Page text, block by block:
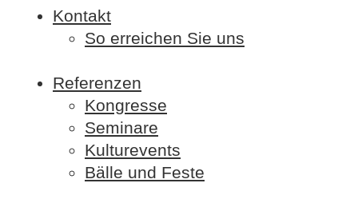
Kontakt
So erreichen Sie uns
Referenzen
Kongresse
Seminare
Kulturevents
Bälle und Feste